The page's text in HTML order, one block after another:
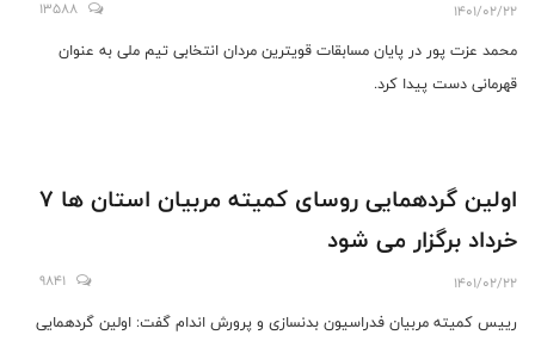
1401/02/22
13588
محمد عزت پور در پایان مسابقات قویترین مردان انتخابی تیم ملی به عنوان
قهرمانی دست پیدا کرد.
اولین گردهمایی روسای کمیته مربیان استان ها 7
خرداد برگزار می شود
1401/02/22
9841
رییس کمیته مربیان فدراسیون بدنسازی و پرورش اندام گفت: اولین گردهمایی